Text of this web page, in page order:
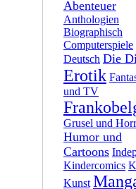
Abenteuer
Anthologien
Biographisch
Computerspiele
Deutsch Die
Erotik
und TV
Grusel und
Humor und
Cartoons
Kindercomics
Kunst